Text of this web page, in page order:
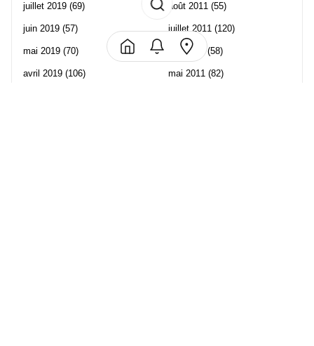
juillet 2019 (69)
juin 2019 (57)
mai 2019 (70)
avril 2019 (106)
août 2011 (55)
juillet 2011 (120)
juin 2011 (58)
mai 2011 (82)